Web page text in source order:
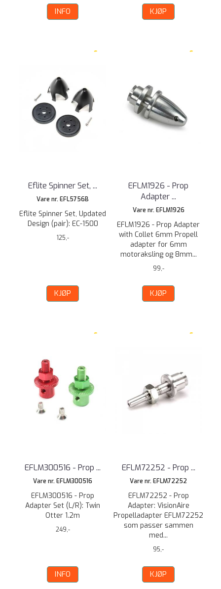
INFO KJØP
Eflite Spinner Set, ...
Vare nr. EFL5756B
Eflite Spinner Set, Updated
Design (pair): EC-1500
125,-
KJØP
EFLM1926 - Prop
Adapter ...
Vare nr. EFLM1926
EFLM1926 - Prop Adapter
with Collet 6mm Propell
adapter for 6mm
motoraksling og 8mm...
99,-
KJØP
EFLM300516 - Prop ...
Vare nr. EFLM300516
EFLM300516 - Prop
Adapter Set (L/R): Twin
Otter 1.2m
249,-
INFO
EFLM72252 - Prop ...
Vare nr. EFLM72252
EFLM72252 - Prop
Adapter: VisionAire
Propelladapter EFLM72252
som passer sammen
med...
95,-
KJØP